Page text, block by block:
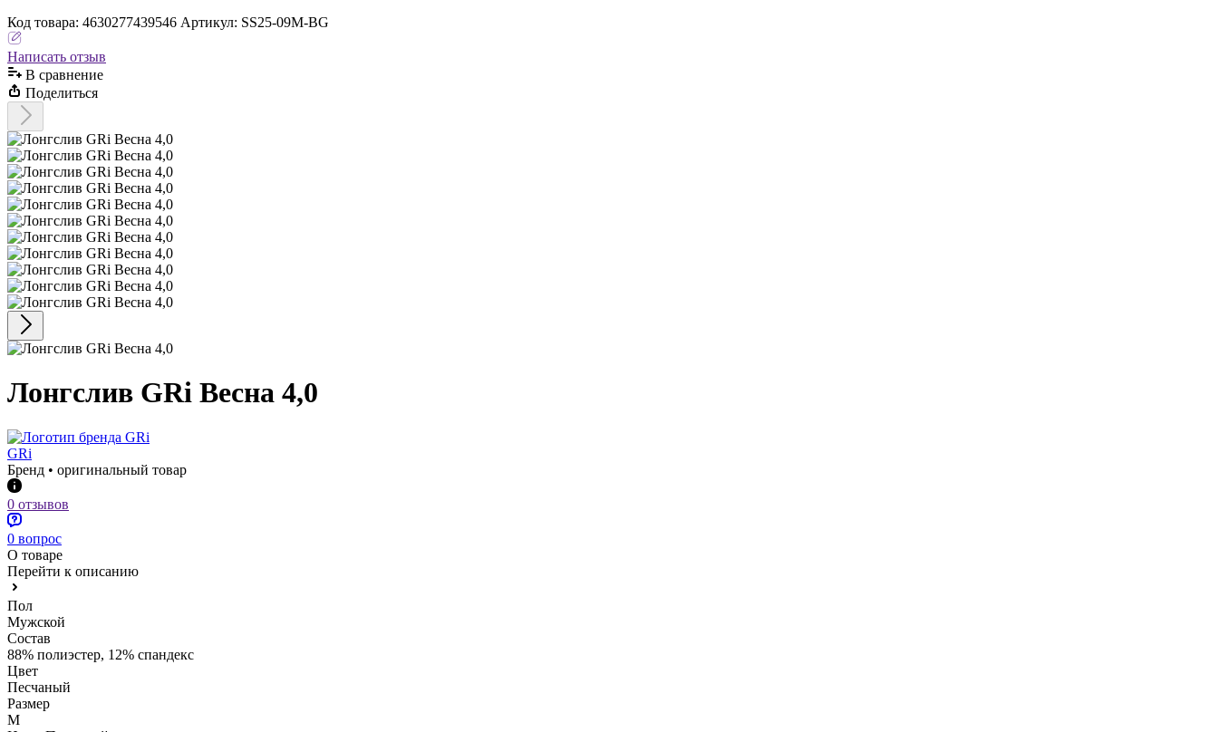
Код товара: 4630277439546 Артикул: SS25-09M-BG
Написать отзыв
В сравнениe
Поделиться
Лонгслив GRi Весна 4,0
GRi
Бренд • оригинальный товар
0 отзывов
0 вопрос
О товаре
Перейти к описанию
Пол
Мужской
Состав
88% полиэстер, 12% спандекс
Цвет
Песчаный
Размер
M